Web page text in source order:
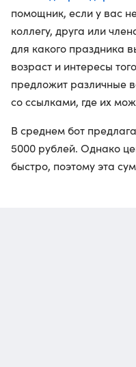
помощник, если у вас
коллегу, друга или
для какого праздника
возраст и интересы
предложит различные
со ссылками, где их
В среднем бот
5000 рублей. Однако
быстро, поэтому эта